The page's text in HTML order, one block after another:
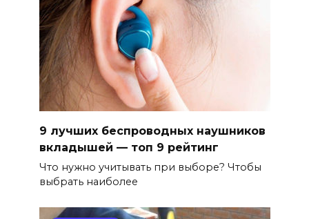
9 лучших беспроводных наушников
вкладышей — топ 9 рейтинг
Что нужно учитывать при выборе? Чтобы
выбрать наиболее